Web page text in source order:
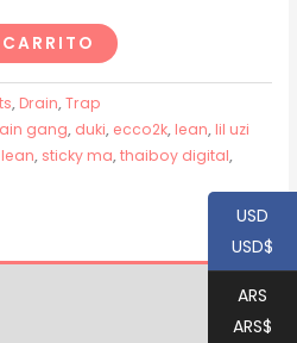
, Drain,Trap
gang, duki, ecco2k, lean, lil uzi
, sticky ma,thaiboy digital,
USD
USD$
ARS
ARS$